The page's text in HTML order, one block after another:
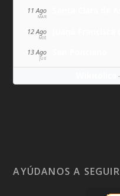
11 Ago
MAR
12 Ago
MIÉ
13 Ago
JUE
·
AYÚDANOS A SEGUIR